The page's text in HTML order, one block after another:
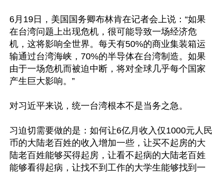
6月19日，美国国务卿布林肯在记者会上说：“如果
在台湾问题上出现危机，很可能导致一场经济危
机，这将影响全世界。每天有50%的商业集装箱运
输通过台湾海峡，70%的半导体在台湾制造。如果
由于一场危机而被迫中断，将对全球几乎每个国家
产生巨大影响。”
对习近平来说，统一台湾根本不是当务之急。
习迫切需要做的是：如何让6亿月收入仅1000元人民
币的大陆老百姓的收入增加一些，让买不起房的大
陆老百姓能够买得起房，让看不起病的大陆老百姓
能够看得起病，让找不到工作的大学生能够找到一